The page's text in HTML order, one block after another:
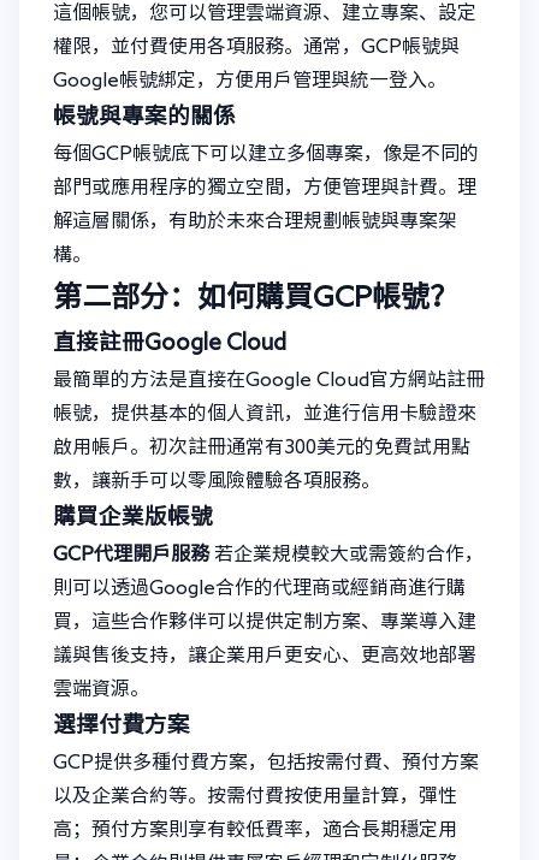
這個帳號，您可以管理雲端資源、建立專案、設定
權限，並付費使用各項服務。通常，GCP帳號與
Google帳號綁定，方便用戶管理與統一登入。
帳號與專案的關係
每個GCP帳號底下可以建立多個專案，像是不同的
部門或應用程序的獨立空間，方便管理與計費。理
解這層關係，有助於未來合理規劃帳號與專案架
構。
第二部分：如何購買GCP帳號？
直接註冊Google Cloud
最簡單的方法是直接在Google Cloud官方網站註冊
帳號，提供基本的個人資訊，並進行信用卡驗證來
啟用帳戶。初次註冊通常有300美元的免費試用點
數，讓新手可以零風險體驗各項服務。
購買企業版帳號
GCP代理開戶服務若企業規模較大或需簽約合作，
則可以透過Google合作的代理商或經銷商進行購
買，這些合作夥伴可以提供定制方案、專業導入建
議與售後支持，讓企業用戶更安心、更高效地部署
雲端資源。
選擇付費方案
GCP提供多種付費方案，包括按需付費、預付方案
以及企業合約等。按需付費按使用量計算，彈性
高；預付方案則享有較低費率，適合長期穩定用